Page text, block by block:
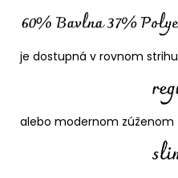
je dostupná v rovnom strihu
alebo modernom zúženom